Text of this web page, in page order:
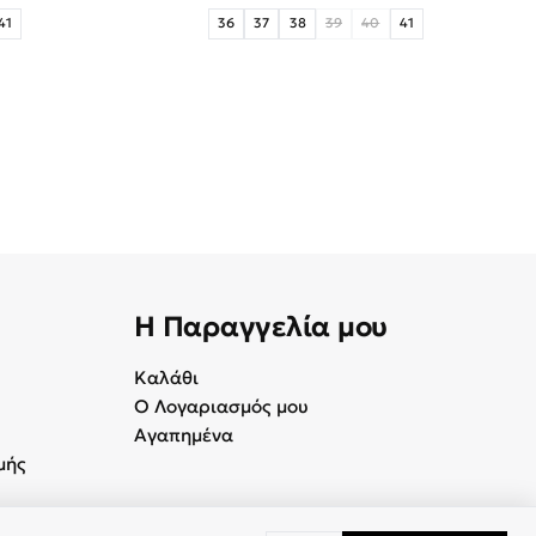
36 37 38 39 40 41
Η Παραγγελία μου
Καλάθι
Ο Λογαριασμός μου
Αγαπημένα